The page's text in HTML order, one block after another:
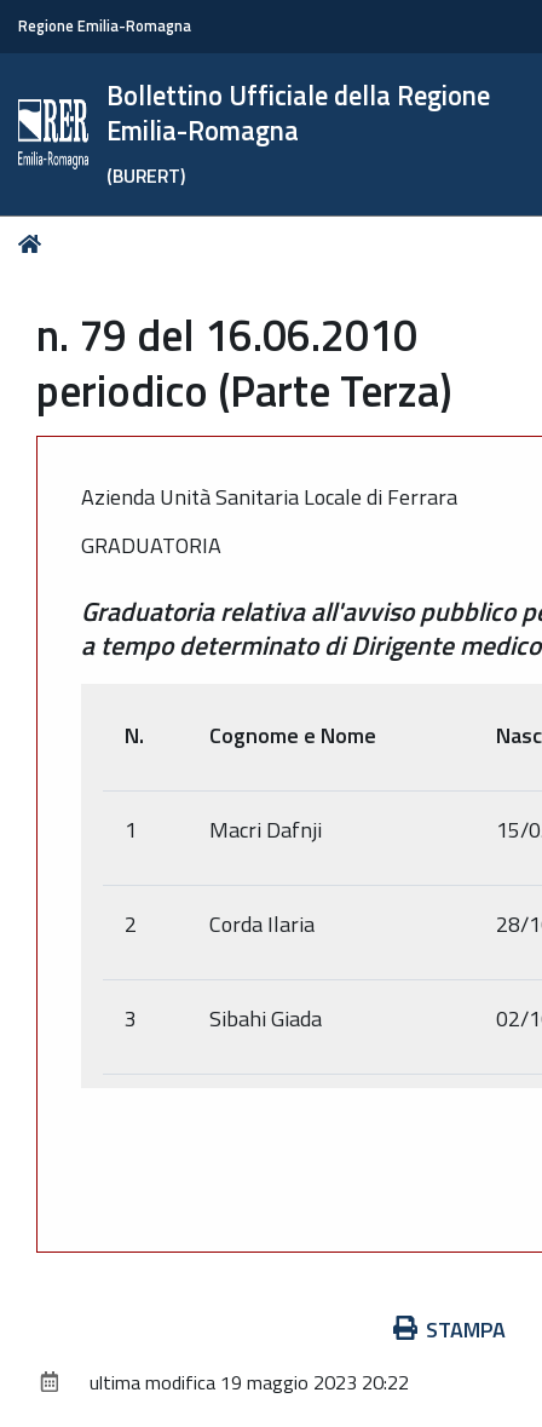
Regione Emilia-Romagna
Bollettino Ufficiale della Regione
Emilia-Romagna
(BURERT)
Tu
n. 79 del 16.06.2010
periodico (Parte Terza)
Azienda Unità Sanitaria Locale di Ferrara
GRADUATORIA
Graduatoria relativa all'avviso pubblico
a tempo determinato di Dirigente
N. Cognome e Nome
1 Macri Dafnji 15/
2 Corda Ilaria 28/
3 Sibahi Giada 02/
documento
STAMPA
ultima modifica 19 maggio 2023 20:22